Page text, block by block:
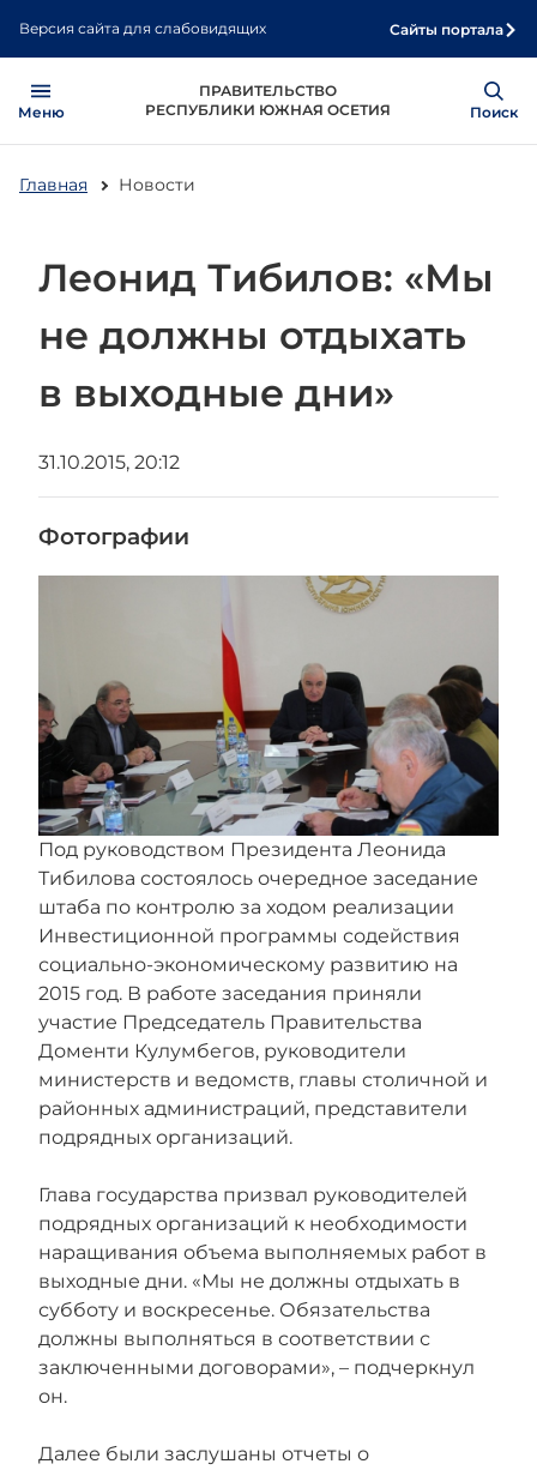
содержанию
Версия сайта для слабовидящих Сайты портала
ПРАВИТЕЛЬСТВО
РЕСПУБЛИКИ ЮЖНАЯ ОСЕТИЯ
Меню
Show
Поиск
Главная Новости
Леонид Тибилов: «Мы
не должны отдыхать
в выходные дни»
31.10.2015, 20:12
Фотографии
Под руководством Президента Леонида
Тибилова состоялось очередное заседание
штаба по контролю за ходом реализации
Инвестиционной программы содействия
социально-экономическому развитию на
2015 год. В работе заседания приняли
участие Председатель Правительства
Доменти Кулумбегов, руководители
министерств и ведомств, главы столичной и
районных администраций, представители
подрядных организаций.
Глава государства призвал руководителей
подрядных организаций к необходимости
наращивания объема выполняемых работ в
выходные дни. «Мы не должны отдыхать в
субботу и воскресенье. Обязательства
должны выполняться в соответствии с
заключенными договорами», – подчеркнул
он.
Далее были заслушаны отчеты о